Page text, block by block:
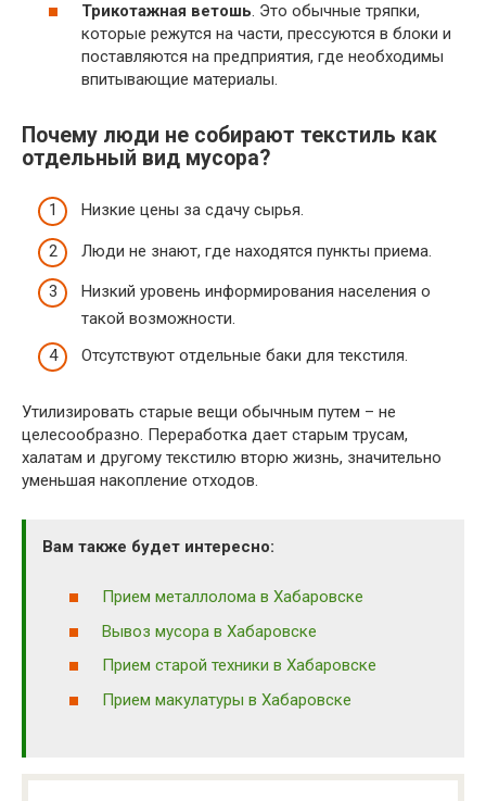
Трикотажная ветошь. Это обычные тряпки,
которые режутся на части, прессуются в блоки и
поставляются на предприятия, где необходимы
впитывающие материалы.
Почему люди не собирают текстиль как
отдельный вид мусора?
Низкие цены за сдачу сырья.
Люди не знают, где находятся пункты приема.
Низкий уровень информирования населения о
такой возможности.
Отсутствуют отдельные баки для текстиля.
Утилизировать старые вещи обычным путем – не
целесообразно. Переработка дает старым трусам,
халатам и другому текстилю вторю жизнь, значительно
уменьшая накопление отходов.
Вам также будет интересно:
Прием металлолома в Хабаровске
Вывоз мусора в Хабаровске
Прием старой техники в Хабаровске
Прием макулатуры в Хабаровске